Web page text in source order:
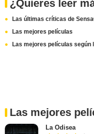
¿Quieres leer
Las últimas críticas de
Las mejores películas
Las mejores películas según
Las mejores
La Odisea